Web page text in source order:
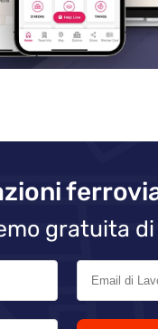
gratuita